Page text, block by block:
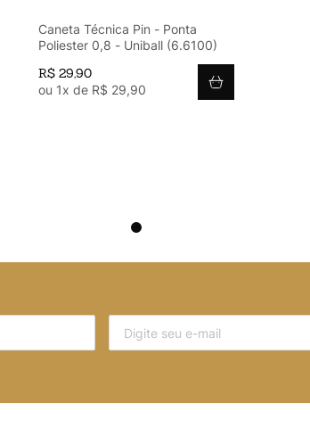
Caneta Técnica Pin - Ponta
Poliester 0,8 - Uniball (6.6100)
R$ 29,90
ou 1x de R$ 29,90